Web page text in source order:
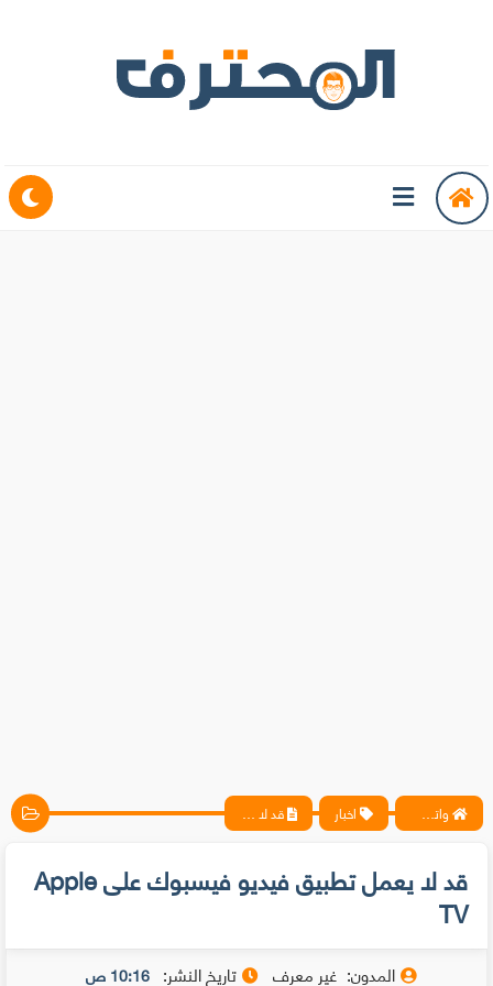
واتس آب ، فيسبوك ، أنترنت ، شروحات تقنية حصرية - المحترف اخبار قد لا يعمل تطبيق فيديو فيسبوك على Apple TV
قد لا يعمل تطبيق فيديو فيسبوك على Apple
TV
المدون: غير معرف تاريخ النشر: 10:16 ص